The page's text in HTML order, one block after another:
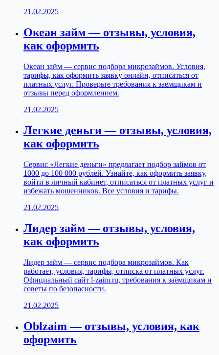
21.02.2025
Океан займ — отзывы, условия,
как оформить
Океан займ — сервис подбора микрозаймов. Условия,
тарифы, как оформить заявку онлайн, отписаться от
платных услуг. Проверьте требования к заемщикам и
отзывы перед оформлением.
21.02.2025
Легкие деньги — отзывы, условия,
как оформить
Сервис «Легкие деньги» предлагает подбор займов от
1000 до 100 000 рублей. Узнайте, как оформить заявку,
войти в личный кабинет, отписаться от платных услуг и
избежать мошенников. Все условия и тарифы.
21.02.2025
Лидер займ — отзывы, условия,
как оформить
Лидер займ — сервис подбора микрозаймов. Как
работает, условия, тарифы, отписка от платных услуг.
Официальный сайт l-zaim.ru, требования к заёмщикам и
советы по безопасности.
21.02.2025
Oblzaim — отзывы, условия, как
оформить